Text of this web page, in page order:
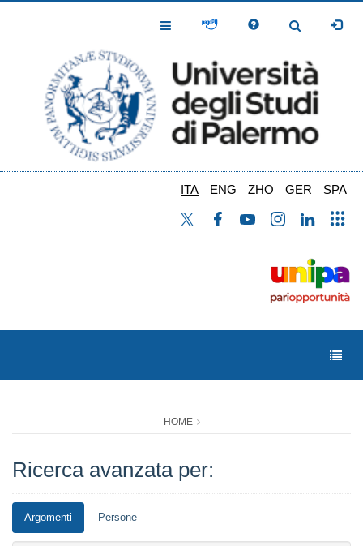
Toggle
Toggle
ITA ENG ZHO GER SPA
HOME
Ricerca avanzata per:
Argomenti Persone